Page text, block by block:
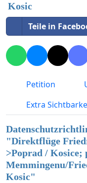
Kosic
Teile in
Petition
Extra
"Direktflüge
>Poprad / Kosice;
Memmingenu/
Kosic"